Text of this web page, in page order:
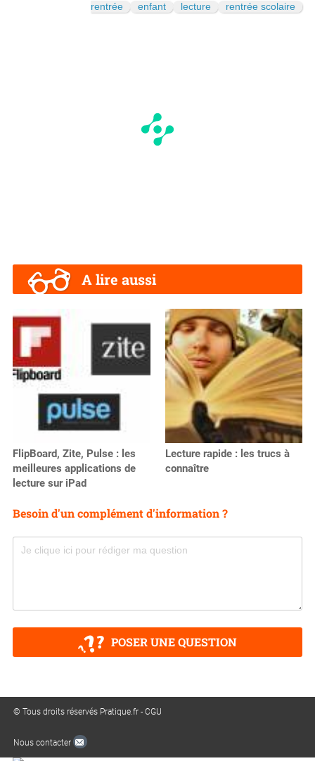
rentrée
enfant lecture rentrée scolaire
A lire aussi
FlipBoard, Zite, Pulse : les
meilleures applications de
lecture sur iPad
Lecture rapide : les trucs à
connaître
Besoin d'un complément d'information ?
POSER UNE QUESTION
© Tous droits réservés Pratique.fr -CGU
Nous contacter